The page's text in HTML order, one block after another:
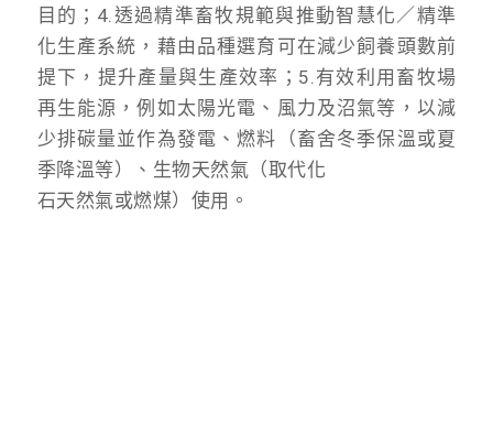
目的；4.透過精準畜牧規範與推動智慧化／精準
化生產系統，藉由品種選育可在減少飼養頭數前
提下，提升產量與生產效率；5.有效利用畜牧場
再生能源，例如太陽光電、風力及沼氣等，以減
少排碳量並作為發電、燃料（畜舍冬季保溫或夏
季降溫等）、生物天然氣（取代化
石天然氣或燃煤）使用。